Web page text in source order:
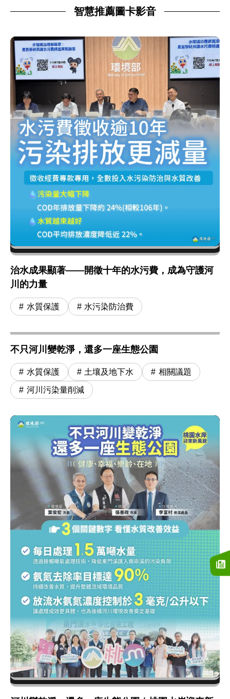
智慧推薦圖卡影音
治水成果顯著——開徵十年的水污費，成為守護河
川的力量
水質保護 水污染防治費
不只河川變乾淨，還多一座生態公園
水質保護 土壤及地下水 相關議題
河川污染量削減